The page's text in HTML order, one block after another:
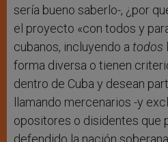
sería bueno saberlo-, ¿por
el proyecto «con todos y
cubanos, incluyendo a todos
forma diversa o tienen
dentro de Cuba y desean
llamando mercenarios -y
opositores o disidentes que
defendido la nación